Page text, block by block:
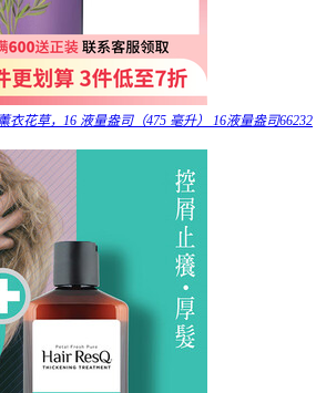
衣花草，16 液量盎司（475 毫升） 16液量盎司66232